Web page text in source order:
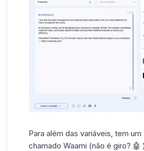
Para além das variáveis, tem um
chamado Waami (não é giro? 🤖